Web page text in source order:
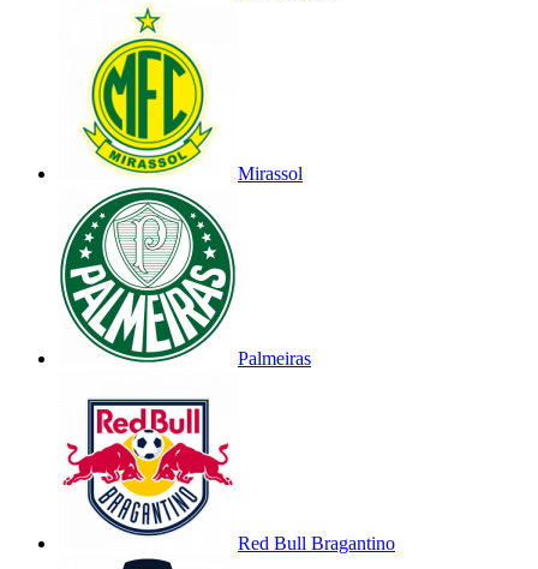
Mirassol
Palmeiras
Red Bull Bragantino